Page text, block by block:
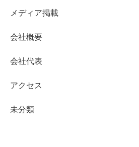
メディア掲載
会社概要
会社代表
アクセス
未分類